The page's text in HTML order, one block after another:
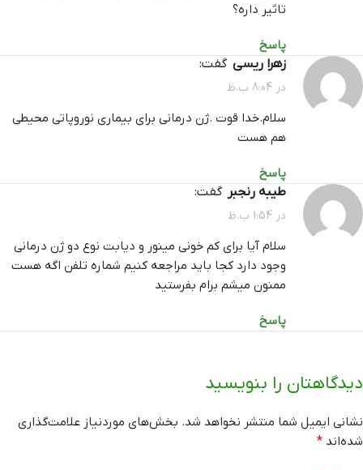
تاثیر داره؟
پاسخ
زهرا ریسی گفت:
در 8:04 ب.ظ
سلام.خدا قوت .ژن درمانی برای بیماری نوروپاتی محیطی
هم هست
پاسخ
طیبه رنجبر گفت:
در 1:54 ب.ظ
سلام آیا برای کم خونی مینور و دیابت نوع دو ژن درمانی
وجود دارد کجا باید مراجعه کنیم شماره تلفن اگه هست
ممنون میشم برام بفرستید
پاسخ
دیدگاهتان را بنویسید
نشانی ایمیل شما منتشر نخواهد شد. بخش‌های موردنیاز علامت‌گذاری
شده‌اند *